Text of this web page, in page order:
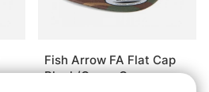
Fish Arrow FA Flat Cap
Black/Green Camo